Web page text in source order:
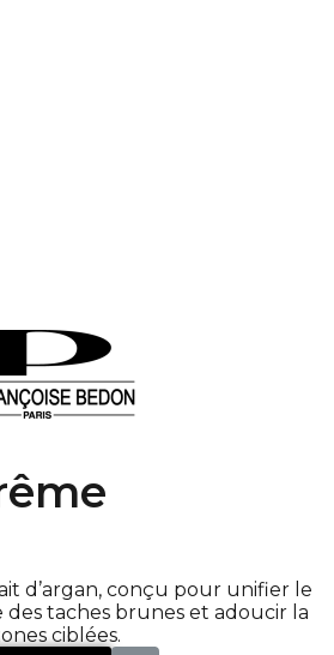
d’argan, conçu pour unifier le
taches brunes et adoucir la
ciblées.